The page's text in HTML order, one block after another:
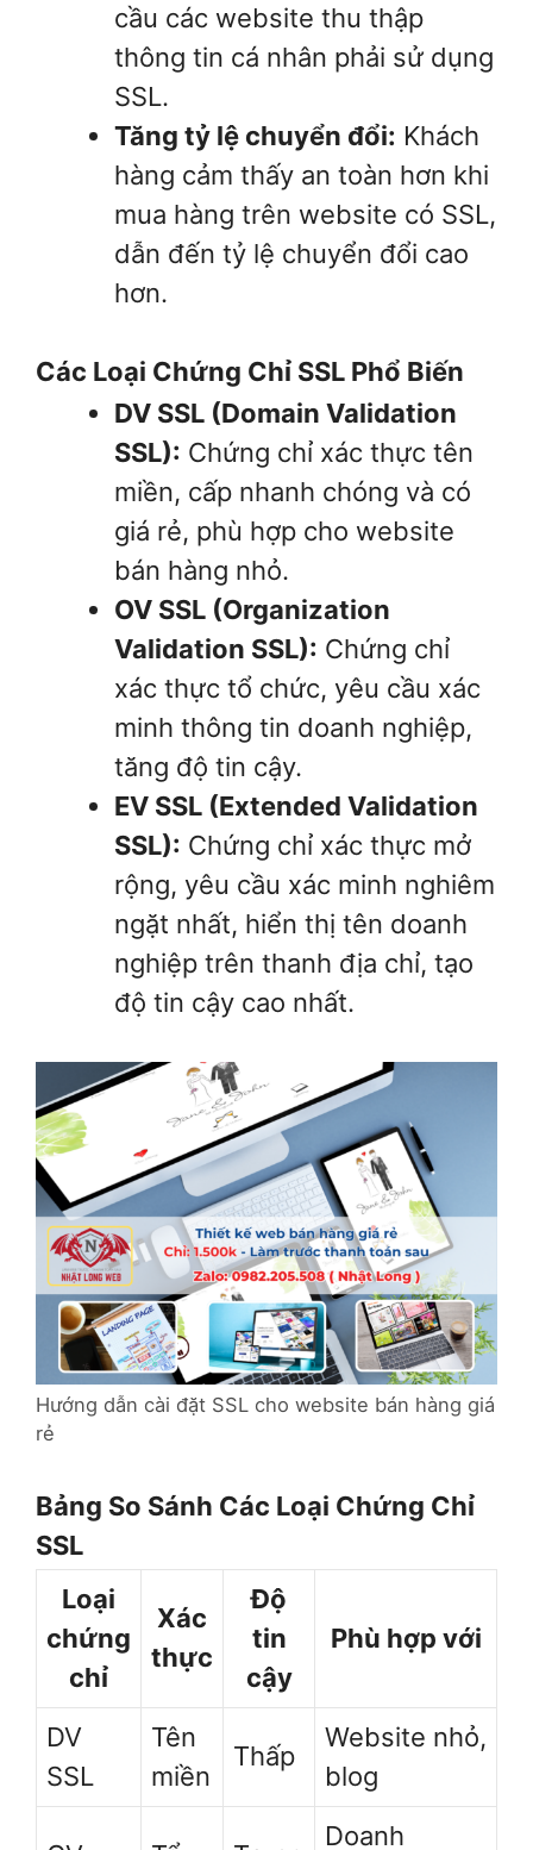
cầu các website thu thập
thông tin cá nhân phải sử dụng
SSL.
Tăng tỷ lệ chuyển đổi: Khách
hàng cảm thấy an toàn hơn khi
mua hàng trên website có SSL,
dẫn đến tỷ lệ chuyển đổi cao
hơn.
Các Loại Chứng Chỉ SSL Phổ Biến
DV SSL (Domain Validation
SSL): Chứng chỉ xác thực tên
miền, cấp nhanh chóng và có
giá rẻ, phù hợp cho website
bán hàng nhỏ.
OV SSL (Organization
Validation SSL): Chứng chỉ
xác thực tổ chức, yêu cầu xác
minh thông tin doanh nghiệp,
tăng độ tin cậy.
EV SSL (Extended Validation
SSL): Chứng chỉ xác thực mở
rộng, yêu cầu xác minh nghiêm
ngặt nhất, hiển thị tên doanh
nghiệp trên thanh địa chỉ, tạo
độ tin cậy cao nhất.
Hướng dẫn cài đặt SSL cho website bán hàng giá
rẻ
Bảng So Sánh Các Loại Chứng Chỉ
SSL
Loại
chứng
chỉ
Xác
thực
Độ
tin
cậy
Phù hợp với
DV
SSL
Tên
miền
Thấp
Website nhỏ,
blog
Doanh